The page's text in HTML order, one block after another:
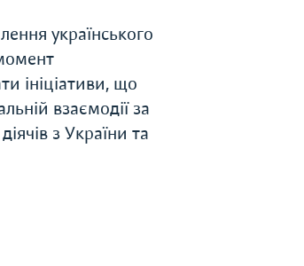
українського
ініціативи, що
взаємодії за
з України та